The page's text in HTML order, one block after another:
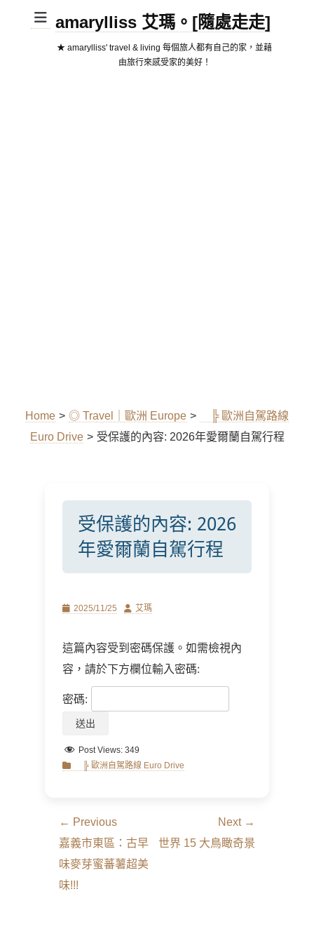
amarylliss 艾瑪。[隨處走走]
★ amarylliss' travel & living 每個旅人都有自己的家，並藉
由旅行來感受家的美好！
Home > ◎ Travel｜歐洲 Europe >
╠ 歐洲自駕路線
Euro Drive > 受保護的內容: 2026年愛爾蘭自駕行程
受保護的內容: 2026
年愛爾蘭自駕行程
Posted2025/11/25 Author
艾瑪
這篇內容受到密碼保護。如需檢視內
容，請於下方欄位輸入密碼:
密碼:
Post Views: 349
Categories
╠ 歐洲自駕路線 Euro Drive
文
章
導
覽
← Previous
Previous
post:
嘉義市東區：古早
味麥芽蜜蕃薯超美
味!!!
Next →
Next
世界 15 大鳥瞰奇景